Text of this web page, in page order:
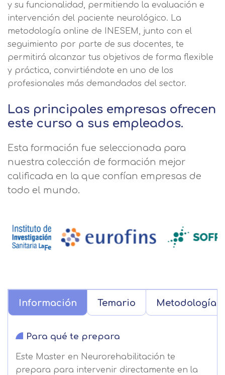
y su funcionalidad, permitiendo la evaluación e
intervención del paciente neurológico. La
metodología online de INESEM, junto con el
seguimiento por parte de sus docentes, te
permitirá alcanzar tus objetivos de forma flexible
y práctica, convirtiéndote en uno de los
profesionales más demandados del sector.
Las principales empresas ofrecen
este curso a sus empleados.
Esta formación fue seleccionada para
nuestra colección de formación mejor
calificada en la que confían empresas de
todo el mundo.
Información Temario Metodología
Para qué te prepara
Este Master en Neurorehabilitación te
prepara para intervenir directamente en la